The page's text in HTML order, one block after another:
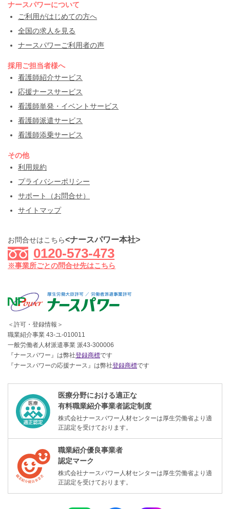
ナースパワーについて
ご利用がはじめての方へ
全国の求人を見る
ナースパワーご利用者の声
採用ご担当者様へ
看護師紹介サービス
応援ナースサービス
看護師単発・イベントサービス
看護師派遣サービス
看護師添乗サービス
その他
利用規約
プライバシーポリシー
サポート（お問合せ）
サイトマップ
お問合せはこちら<ナースパワー本社>
0120-573-473
※事業所ごとの問合せ先はこちら
＜許可・登録情報＞
職業紹介事業 43-ユ-010011
一般労働者人材派遣事業 派43-300006
『ナースパワー』は弊社登録商標です
『ナースパワーの応援ナース』は弊社登録商標です
医療分野における適正な
有料職業紹介事業者認定制度
株式会社ナースパワー人材センターは厚生労働省より適
正認定を受けております。
職業紹介優良事業者
認定マーク
株式会社ナースパワー人材センターは厚生労働省より適
正認定を受けております。